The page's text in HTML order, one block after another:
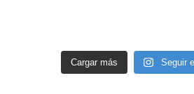
Cargar más Seguir